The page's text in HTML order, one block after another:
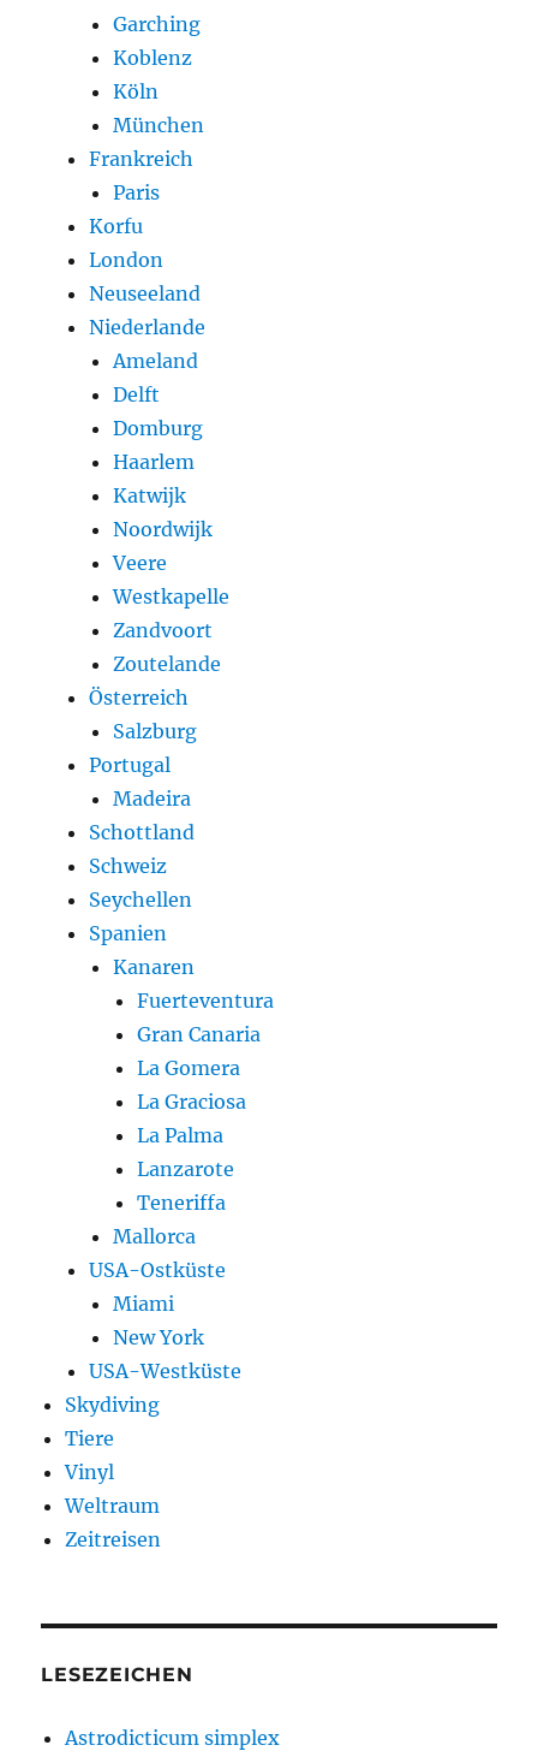
Garching
Koblenz
Köln
München
Frankreich
Paris
Korfu
London
Neuseeland
Niederlande
Ameland
Delft
Domburg
Haarlem
Katwijk
Noordwijk
Veere
Westkapelle
Zandvoort
Zoutelande
Österreich
Salzburg
Portugal
Madeira
Schottland
Schweiz
Seychellen
Spanien
Kanaren
Fuerteventura
Gran Canaria
La Gomera
La Graciosa
La Palma
Lanzarote
Teneriffa
Mallorca
USA-Ostküste
Miami
New York
USA-Westküste
Skydiving
Tiere
Vinyl
Weltraum
Zeitreisen
LESEZEICHEN
Astrodicticum simplex